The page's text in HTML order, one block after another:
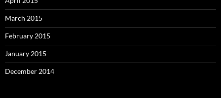
March 2015
February 2015
January 2015
December 2014